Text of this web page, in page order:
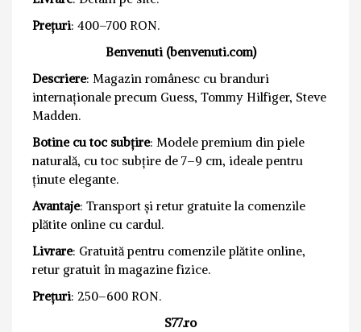
Prețuri: 400–700 RON.
Benvenuti (benvenuti.com)
Descriere: Magazin românesc cu branduri
internaționale precum Guess, Tommy Hilfiger, Steve
Madden.
Botine cu toc subțire: Modele premium din piele
naturală, cu toc subțire de 7–9 cm, ideale pentru
ținute elegante.
Avantaje: Transport și retur gratuite la comenzile
plătite online cu cardul.
Livrare: Gratuită pentru comenzile plătite online,
retur gratuit în magazine fizice.
Prețuri: 250–600 RON.
S77.ro